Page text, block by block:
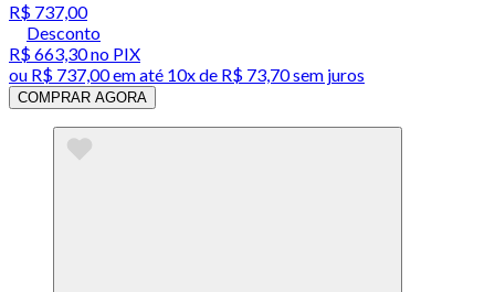
R$ 737,00
Desconto
R$ 663,30no PIX
ou R$ 737,00em até 10x de R$ 73,70 sem juros
COMPRAR AGORA